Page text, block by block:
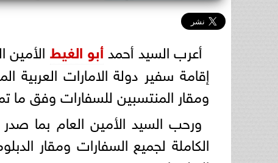
أعرب السيد أحمدأبو الغيط الأمين
إقامة سفير دولة الامارات العربية
ومقار المنتسبين للسفارات وفق ما
ورحب السيد الأمين العام بما
الكاملة لجميع السفارات ومقار